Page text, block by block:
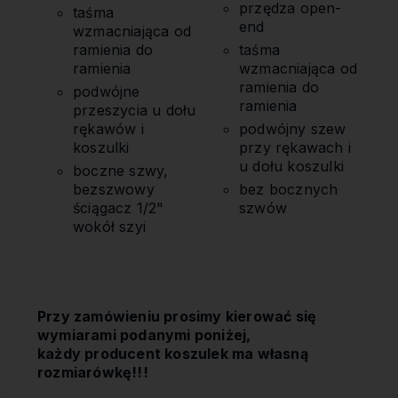
taśma
wzmacniająca od
ramienia do
ramienia
podwójne
przeszycia u dołu
rękawów i
koszulki
boczne szwy,
bezszwowy
ściągacz 1/2"
wokół szyi
przędza open-
end
taśma
wzmacniająca od
ramienia do
ramienia
podwójny szew
przy rękawach i
u dołu koszulki
bez bocznych
szwów
Przy zamówieniu prosimy kierować się
wymiarami podanymi poniżej,
każdy producent koszulek ma własną
rozmiarówkę!!!